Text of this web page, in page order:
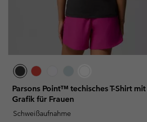
Parsons Point™ techisches T-Shirt mit
Grafik für Frauen
Schweißaufnahme